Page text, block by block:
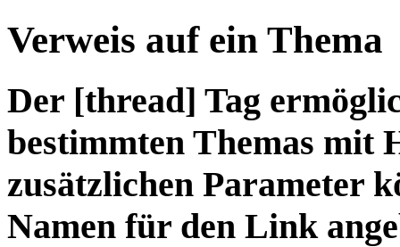
Verweis auf ein Thema
Der [thread] Tag
bestimmten Themas mit
zusätzlichen Parameter
Namen für den Link